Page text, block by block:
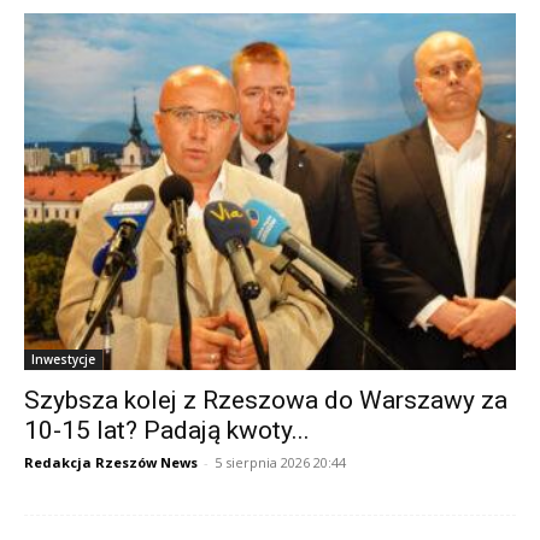
Inwestycje
Szybsza kolej z Rzeszowa do Warszawy za
10-15 lat? Padają kwoty...
Redakcja Rzeszów News - 5 sierpnia 2026 20:44